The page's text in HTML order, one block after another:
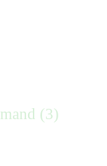
(3)